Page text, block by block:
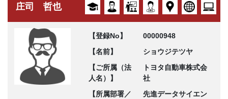
庄司 哲也
【登録No】
00000948
【名前】
ショウジテツヤ
【ご所属（法
人名）】
トヨタ自動車株式会
社
【所属部署／
先進データサイエン